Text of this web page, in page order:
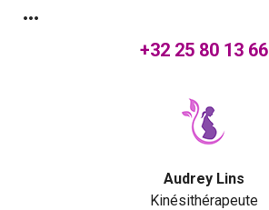
more_horiz
+32 25 80 13 66
Audrey Lins
Kinésithérapeute